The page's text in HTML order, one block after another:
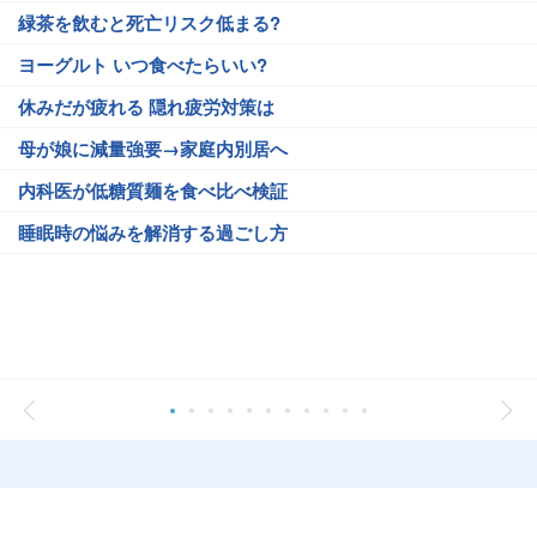
緑茶を飲むと死亡リスク低まる?
ヨーグルト いつ食べたらいい?
休みだが疲れる 隠れ疲労対策は
母が娘に減量強要→家庭内別居へ
内科医が低糖質麺を食べ比べ検証
睡眠時の悩みを解消する過ごし方